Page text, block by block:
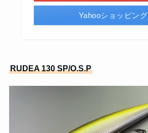
Yahooショッピング
RUDEA 130 SP/O.S.P